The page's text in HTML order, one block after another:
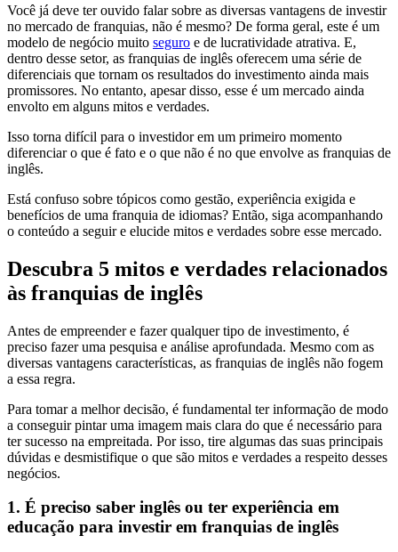
Você já deve ter ouvido falar sobre as diversas vantagens de investir
no mercado de franquias, não é mesmo? De forma geral, este é um
modelo de negócio muito seguro e de lucratividade atrativa. E,
dentro desse setor, as franquias de inglês oferecem uma série de
diferenciais que tornam os resultados do investimento ainda mais
promissores. No entanto, apesar disso, esse é um mercado ainda
envolto em alguns mitos e verdades.
Isso torna difícil para o investidor em um primeiro momento
diferenciar o que é fato e o que não é no que envolve as franquias de
inglês.
Está confuso sobre tópicos como gestão, experiência exigida e
benefícios de uma franquia de idiomas? Então, siga acompanhando
o conteúdo a seguir e elucide mitos e verdades sobre esse mercado.
Descubra 5 mitos e verdades relacionados
às franquias de inglês
Antes de empreender e fazer qualquer tipo de investimento, é
preciso fazer uma pesquisa e análise aprofundada. Mesmo com as
diversas vantagens características, as franquias de inglês não fogem
a essa regra.
Para tomar a melhor decisão, é fundamental ter informação de modo
a conseguir pintar uma imagem mais clara do que é necessário para
ter sucesso na empreitada. Por isso, tire algumas das suas principais
dúvidas e desmistifique o que são mitos e verdades a respeito desses
negócios.
1. É preciso saber inglês ou ter experiência em
educação para investir em franquias de inglês